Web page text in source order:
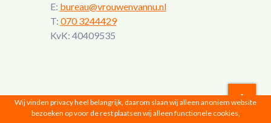
E: bureau@vrouwenvannu.nl
T: 070 3244429
KvK: 40409535
Vrouwen van Nu © 2026 |Privacyverklaring
Wij vinden privacy heel belangrijk, daarom slaan wij alleen anoniem website
bezoeken op voor de rest plaatsen wij alleen functionele cookies,